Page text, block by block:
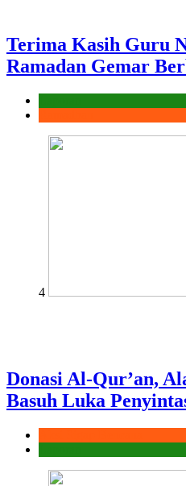
Terima Kasih Guru
Ramadan Gemar
4
Donasi Al-Qur’an,
Basuh Luka